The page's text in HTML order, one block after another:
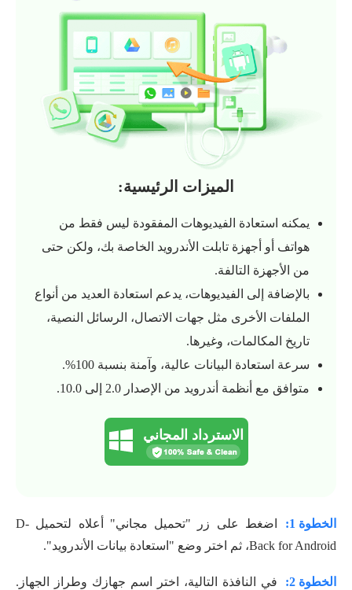
الميزات الرئيسية:
يمكنه استعادة الفيديوهات المفقودة ليس فقط من
هواتف أو أجهزة تابلت الأندرويد الخاصة بك، ولكن حتى
من الأجهزة التالفة.
بالإضافة إلى الفيديوهات، يدعم استعادة العديد من أنواع
الملفات الأخرى مثل جهات الاتصال، الرسائل النصية،
تاريخ المكالمات، وغيرها.
سرعة استعادة البيانات عالية، وآمنة بنسبة 100%.
متوافق مع أنظمة أندرويد من الإصدار 2.0 إلى 10.0.
الاسترداد المجاني
الخطوة 1:
اضغط على زر "تحميل مجاني" أعلاه لتحميل D-
Back for Android، ثم اختر وضع "استعادة بيانات الأندرويد".
الخطوة 2:
في النافذة التالية، اختر اسم جهازك وطراز الجهاز.